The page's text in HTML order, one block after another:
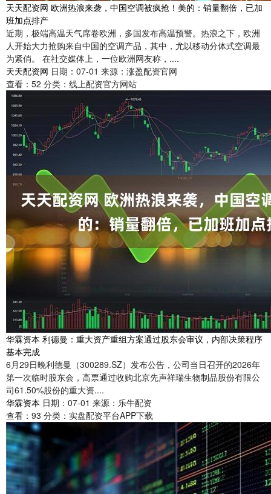
天天配资网 欧洲热浪来袭，中国空调被疯抢！美的：销量翻倍，已加
班加点排产
近期，极端高温天气席卷欧洲，多国发布高温预警。热浪之下，欧洲
人开始大力抢购来自中国的空调产品，其中，尤以移动分体式空调最
为紧俏。 在社交媒体上，一位欧洲网友称，....
天天配资网 日期：07-01 来源：涨盈配资官网
查看： 52 分类： 线上配资官方网站
华霖资本 利德曼：重大资产重组方案通过股东会审议，内部决策程序
基本完成
6月29日晚利德曼（300289.SZ）发布公告，公司当日召开的2026年
第一次临时股东会，高票通过收购北京先声祥瑞生物制品股份有限公
司61.50%股份的重大资....
华霖资本 日期：07-01 来源：乐牛配资
查看： 93 分类： 实盘配资平台APP下载